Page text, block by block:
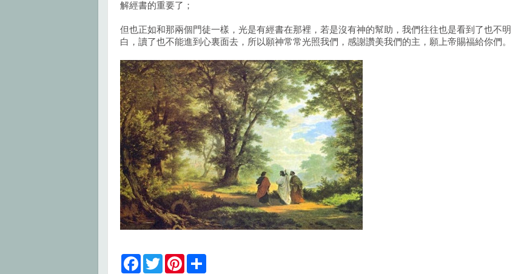
解經書的重要了；
但也正如和那兩個門徒一樣，光是有經書在那裡，若是沒有神的幫助，我們往往也是看到了也不明
白，讀了也不能進到心裏面去，所以願神常常光照我們，感謝讚美我們的主，願上帝賜福給你們。
F
T
w
P